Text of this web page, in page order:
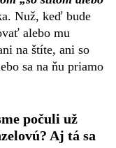
Nuž, keď bude
alebo mu
na štíte, ani so
sa na ňu priamo
počuli už
Aj tá sa